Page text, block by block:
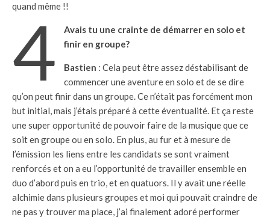
quand même !!
4
Avais tu une crainte de démarrer en solo et
finir en groupe?
Bastien : Cela peut être assez déstabilisant de
commencer une aventure en solo et de se dire
qu’on peut finir dans un groupe. Ce n’était pas forcément mon
but initial, mais j’étais préparé à cette éventualité. Et ça reste
une super opportunité de pouvoir faire de la musique que ce
soit en groupe ou en solo. En plus, au fur et à mesure de
l’émission les liens entre les candidats se sont vraiment
renforcés et on a eu l’opportunité de travailler ensemble en
duo d’abord puis en trio, et en quatuors. Il y avait une réelle
alchimie dans plusieurs groupes et moi qui pouvait craindre de
ne pas y trouver ma place, j’ai finalement adoré performer